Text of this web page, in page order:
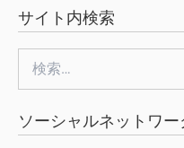
サイト内検索
索:
ソーシャルネットワー